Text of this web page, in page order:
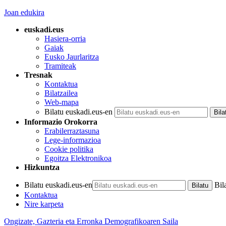
Joan edukira
euskadi.eus
Hasiera-orria
Gaiak
Eusko Jaurlaritza
Tramiteak
Tresnak
Kontaktua
Bilatzailea
Web-mapa
Bilatu euskadi.eus-en
Informazio Orokorra
Erabilerraztasuna
Lege-informazioa
Cookie politika
Egoitza Elektronikoa
Hizkuntza
Bilatu euskadi.eus-en
Kontaktua
Nire karpeta
Ongizate, Gazteria eta Erronka Demografikoaren Saila